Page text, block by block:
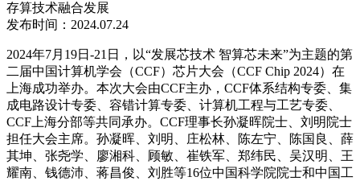
存算技术融合发展
发布时间：2024.07.24
2024年7月19日-21日，以“发展芯技术 智算芯未来”为主题的第
二届中国计算机学会（CCF）芯片大会（CCF Chip 2024）在
上海成功举办。本次大会由CCF主办，CCF体系结构专委、集
成电路设计专委、容错计算专委、计算机工程与工艺专委、
CCF上海分部等共同承办。CCF理事长孙凝晖院士、刘明院士
担任大会主席。孙凝晖、刘明、庄松林、陈左宁、陈国良、薛
其坤、张尧学、廖湘科、顾敏、崔铁军、郑纬民、吴汉明、王
耀南、钱德沛、蒋昌俊、刘胜等16位中国科学院院士和中国工